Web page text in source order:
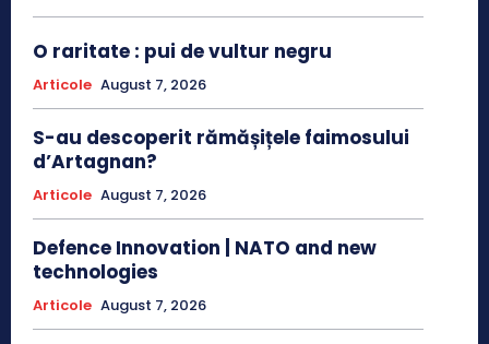
O raritate : pui de vultur negru
Articole August 7, 2026
S-au descoperit rămășițele faimosului
d’Artagnan?
Articole August 7, 2026
Defence Innovation | NATO and new
technologies
Articole August 7, 2026